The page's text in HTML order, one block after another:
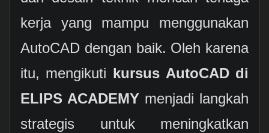
kerja yang mampu menggunakan
AutoCAD dengan baik. Oleh karena
itu, mengikuti kursus AutoCAD di
ELIPS ACADEMYmenjadi langkah
strategis untuk meningkatkan